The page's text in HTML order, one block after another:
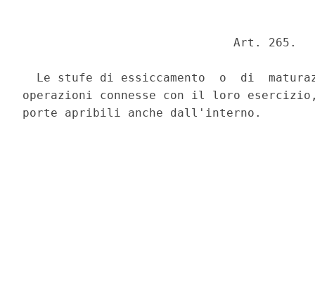
                              Art. 265.
Le stufe di essiccamento  o  di
operazioni connesse con il loro